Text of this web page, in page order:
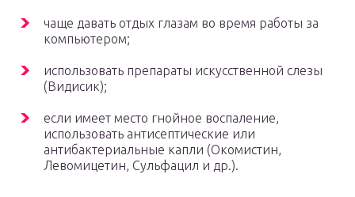
чаще давать отдых глазам во время работы за
компьютером;
использовать препараты искусственной слезы
(Видисик);
если имеет место гнойное воспаление,
использовать антисептические или
антибактериальные капли (Окомистин,
Левомицетин, Сульфацил и др.).